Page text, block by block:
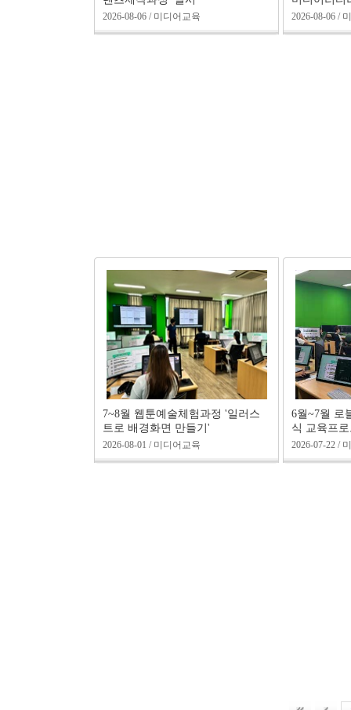
2026-08-06 / 미디어교육 2026-08-06 /
7~8월 웹툰예술체험과정 '일러스
트로 배경화면 만들기'
2026-08-01 / 미디어교육
6월~7월 로
식 교육프
2026-07-22 /